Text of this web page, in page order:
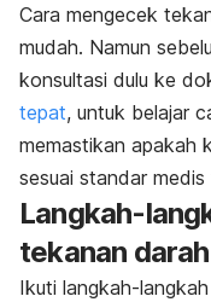
Cara mengecek
mudah. Namun
konsultasi dulu ke
tepat, untuk belajar
memastikan apakah
sesuai standar
Langkah-
tekanan
Ikuti langkah-